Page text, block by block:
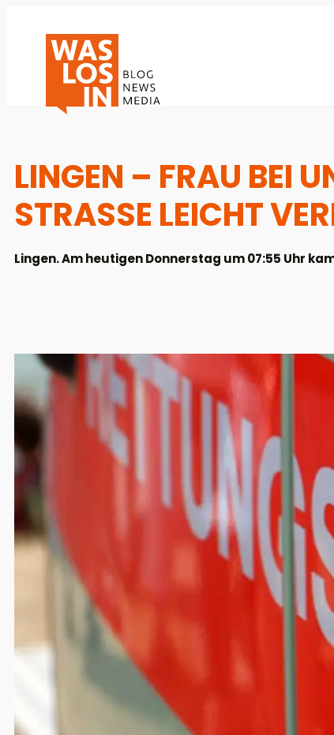
LINGEN – FRAU BEI
STRASSE LEICHT
Lingen. Am heutigen Donnerstag um 07:55 Uhr